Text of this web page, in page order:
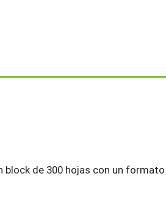
block de 300 hojas con un